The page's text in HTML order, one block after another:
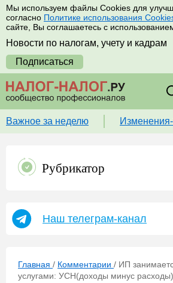
Мы используем файлы Cookies для
согласно Политике использования
сайте, Вы соглашаетесь с
Новости по налогам, учету и кадрам
Подписаться
Важное за неделю
Рубрикатор
Наш телеграм-канал
Главная / Комментарии / ИП
услугами: УСН(доходы минус